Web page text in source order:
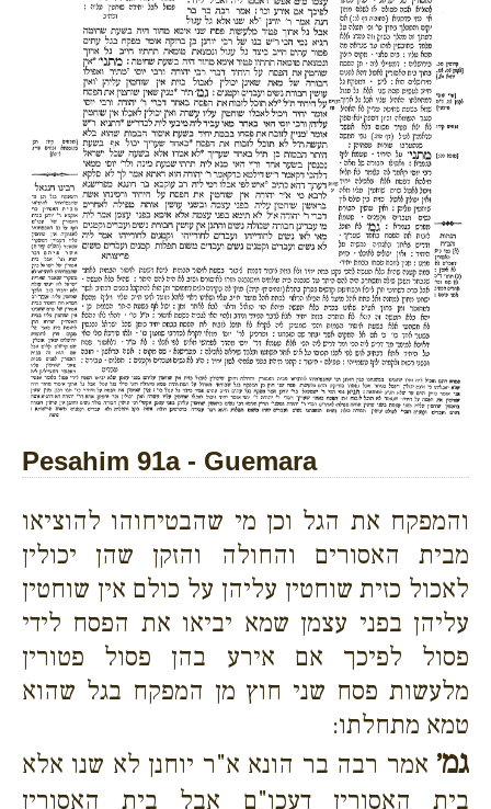
Pesahim 91a - Guemara
והמפקח את הגל וכן מי שהבטיחוהו להוציאו
מבית האסורים והחולה והזקן שהן יכולין
לאכול כזית שוחטין עליהן על כולם אין שוחטין
עליהן בפני עצמן שמא יביאו את הפסח לידי
פסול לפיכך אם אירע בהן פסול פטורין
מלעשות פסח שני חוץ מן המפקח בגל שהוא
טמא מתחלתו:
גמ׳ אמר רבה בר הונא א"ר יוחנן לא שנו אלא
בית האסורין דעכו"ם אבל בית האסורין